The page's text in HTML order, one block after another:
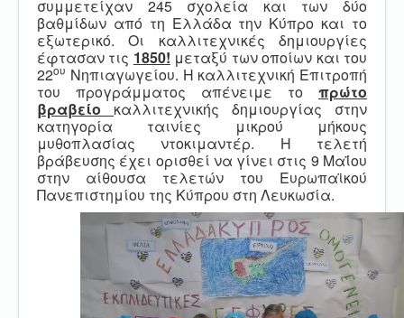
συμμετείχαν 245 σχολεία και των δύο
βαθμίδων από τη Ελλάδα την Κύπρο και το
εξωτερικό. Οι καλλιτεχνικές δημιουργίες
έφτασαν τις 1850! μεταξύ των οποίων και του
22ου Νηπιαγωγείου. Η καλλιτεχνική Επιτροπή
του προγράμματος απένειμε το πρώτο
βραβείο καλλιτεχνικής δημιουργίας στην
κατηγορία ταινίες μικρού μήκους
μυθοπλασίας ντοκιμαντέρ. Η τελετή
βράβευσης έχει ορισθεί να γίνει στις 9 Μαΐου
στην αίθουσα τελετών του Ευρωπαϊκού
Πανεπιστημίου της Κύπρου στη Λευκωσία.